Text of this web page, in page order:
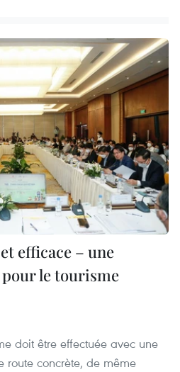
efficace – une
le tourisme
doit être effectuée avec une
route concrète, de même